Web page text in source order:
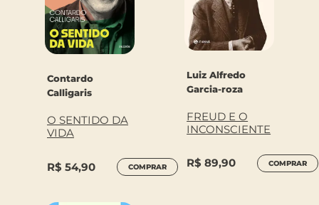
Contardo
Calligaris
O SENTIDO DA
VIDA
R$ 54,90 COMPRAR
Luiz Alfredo
Garcia-roza
FREUD E O
INCONSCIENTE
R$ 89,90 COMPRAR